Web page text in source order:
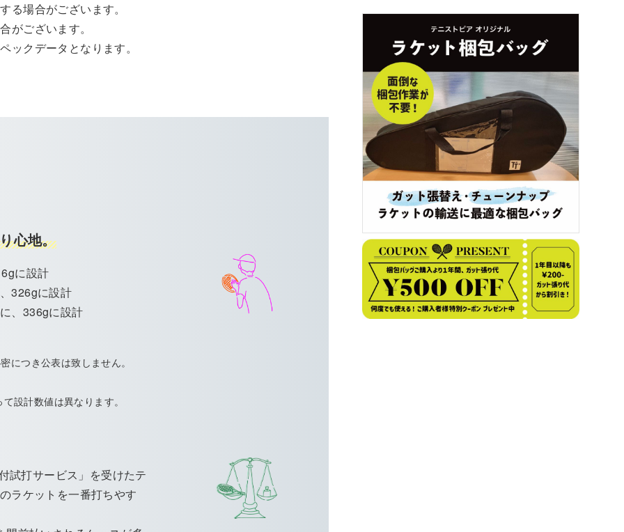
る場合がございます。
がございます。
ックデータとなります。
心地。
に設計
326gに設計
、336gに設計
につき公表は致しません。
設計数値は異なります。
試打サービス」を受けたテ
ラケットを一番打ちやす
象: